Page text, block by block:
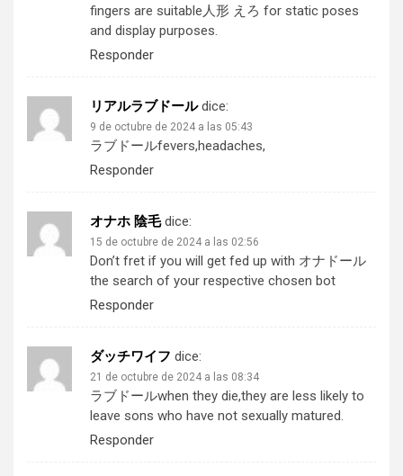
fingers are suitable人形 えろ for static poses
and display purposes.
Responder
リアルラブドール dice:
9 de octubre de 2024 a las 05:43
ラブドールfevers,headaches,
Responder
オナホ 陰毛 dice:
15 de octubre de 2024 a las 02:56
Don’t fret if you will get fed up with オナドール
the search of your respective chosen bot
Responder
ダッチワイフ dice:
21 de octubre de 2024 a las 08:34
ラブドールwhen they die,they are less likely to
leave sons who have not sexually matured.
Responder